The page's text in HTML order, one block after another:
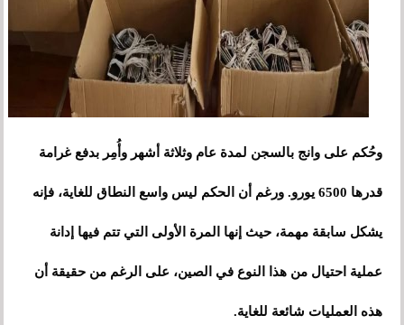
وحُكم على وانج بالسجن لمدة عام وثلاثة أشهر وأُمِر بدفع غرامة
قدرها 6500 يورو. ورغم أن الحكم ليس واسع النطاق للغاية، فإنه
يشكل سابقة مهمة، حيث إنها المرة الأولى التي تتم فيها إدانة
عملية احتيال من هذا النوع في الصين، على الرغم من حقيقة أن
هذه العمليات شائعة للغاية.